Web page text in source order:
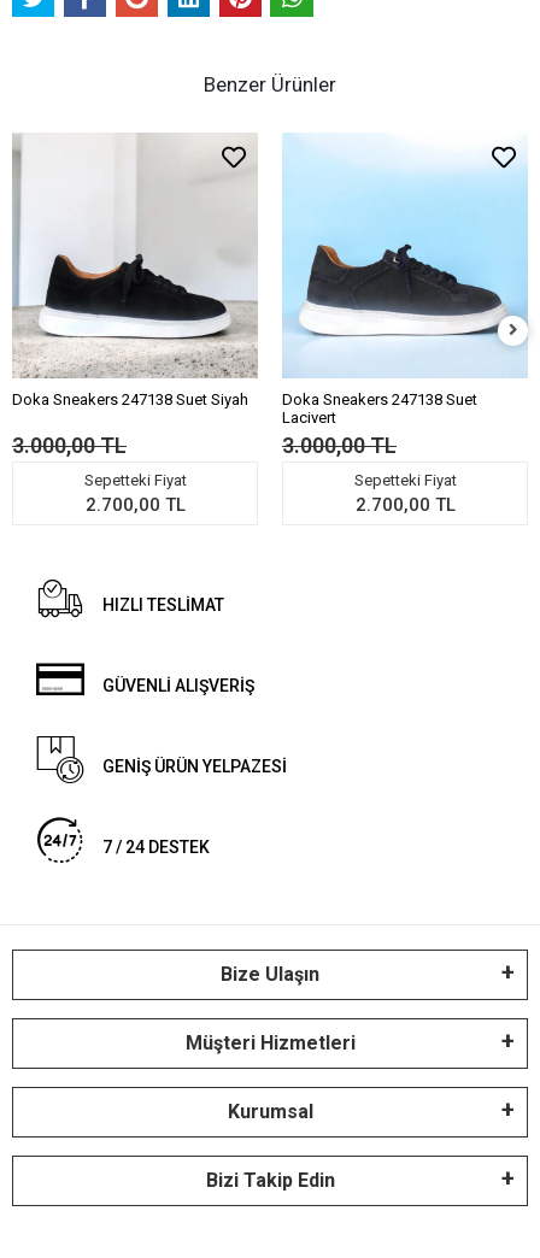
Benzer Ürünler
Doka Sneakers 247138 Suet Siyah
3.000,00 TL
Sepetteki Fiyat
2.700,00 TL
Doka Sneakers 247138 Suet
Lacivert
3.000,00 TL
Sepetteki Fiyat
2.700,00 TL
HIZLI TESLİMAT
GÜVENLİ ALIŞVERİŞ
GENİŞ ÜRÜN YELPAZESİ
7 / 24 DESTEK
Bize Ulaşın
Müşteri Hizmetleri
Kurumsal
Bizi Takip Edin